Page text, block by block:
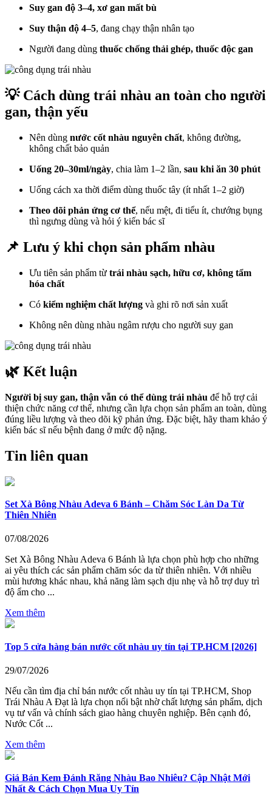
Suy gan độ 3–4, xơ gan mất bù
Suy thận độ 4–5, đang chạy thận nhân tạo
Người đang dùng thuốc chống thải ghép, thuốc độc gan
💡 Cách dùng trái nhàu an toàn cho người
gan, thận yếu
Nên dùng nước cốt nhàu nguyên chất, không đường,
không chất bảo quản
Uống 20–30ml/ngày, chia làm 1–2 lần, sau khi ăn 30 phút
Uống cách xa thời điểm dùng thuốc tây (ít nhất 1–2 giờ)
Theo dõi phản ứng cơ thể, nếu mệt, đi tiểu ít, chướng bụng
thì ngưng dùng và hỏi ý kiến bác sĩ
📌 Lưu ý khi chọn sản phẩm nhàu
Ưu tiên sản phẩm từ trái nhàu sạch, hữu cơ, không tẩm
hóa chất
Có kiểm nghiệm chất lượng và ghi rõ nơi sản xuất
Không nên dùng nhàu ngâm rượu cho người suy gan
🌿 Kết luận
Người bị suy gan, thận vẫn có thể dùng trái nhàu để hỗ trợ cải
thiện chức năng cơ thể, nhưng cần lựa chọn sản phẩm an toàn, dùng
đúng liều lượng và theo dõi kỹ phản ứng. Đặc biệt, hãy tham khảo ý
kiến bác sĩ nếu bệnh đang ở mức độ nặng.
Tin liên quan
Set Xà Bông Nhàu Adeva 6 Bánh – Chăm Sóc Làn Da Từ
Thiên Nhiên
07/08/2026
Set Xà Bông Nhàu Adeva 6 Bánh là lựa chọn phù hợp cho những
ai yêu thích các sản phẩm chăm sóc da từ thiên nhiên. Với nhiều
mùi hương khác nhau, khả năng làm sạch dịu nhẹ và hỗ trợ duy trì
độ ẩm cho ...
Xem thêm
Top 5 cửa hàng bán nước cốt nhàu uy tín tại TP.HCM [2026]
29/07/2026
Nếu cần tìm địa chỉ bán nước cốt nhàu uy tín tại TP.HCM, Shop
Trái Nhàu A Đạt là lựa chọn nổi bật nhờ chất lượng sản phẩm, dịch
vụ tư vấn và chính sách giao hàng chuyên nghiệp. Bên cạnh đó,
Nước Cốt ...
Xem thêm
Giá Bán Kem Đánh Răng Nhàu Bao Nhiêu? Cập Nhật Mới
Nhất & Cách Chọn Mua Uy Tín